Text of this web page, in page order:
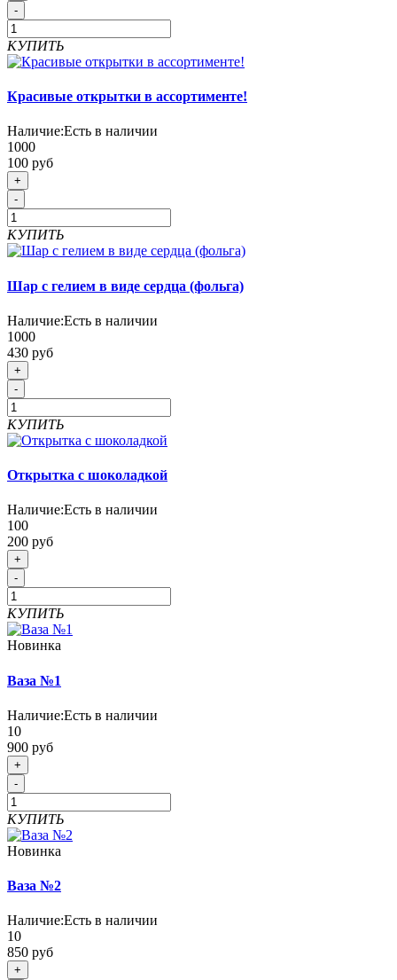
-
КУПИТЬ
Красивые открытки в ассортименте!
Наличие:Есть в наличии
1000
100 руб
+
-
КУПИТЬ
Шар с гелием в виде сердца (фольга)
Наличие:Есть в наличии
1000
430 руб
+
-
КУПИТЬ
Открытка с шоколадкой
Наличие:Есть в наличии
100
200 руб
+
-
КУПИТЬ
Новинка
Ваза №1
Наличие:Есть в наличии
10
900 руб
+
-
КУПИТЬ
Новинка
Ваза №2
Наличие:Есть в наличии
10
850 руб
+